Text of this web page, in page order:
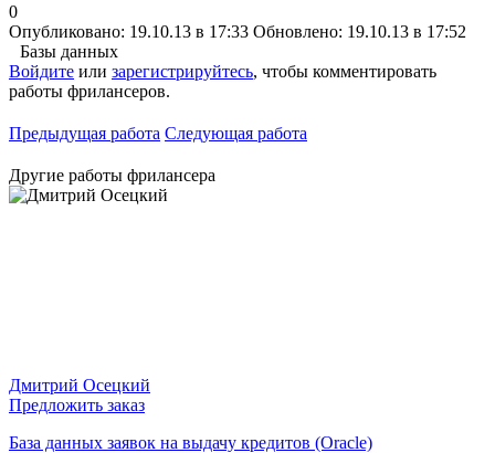
0
Опубликовано: 19.10.13 в 17:33 Обновлено: 19.10.13 в 17:52
Базы данных
Войдите или зарегистрируйтесь, чтобы комментировать
работы фрилансеров.
Предыдущая работа Следующая работа
Другие работы фрилансера
Дмитрий Осецкий
Предложить заказ
База данных заявок на выдачу кредитов (Oracle)